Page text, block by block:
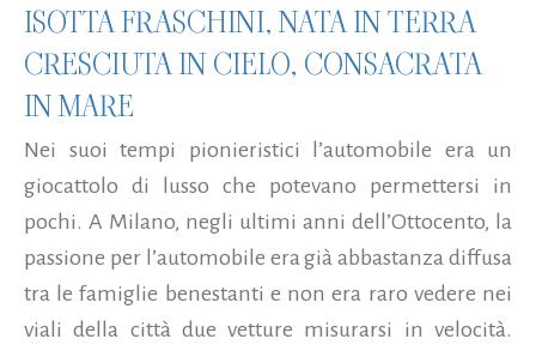
ISOTTA FRASCHINI, NATA IN TERRA
CRESCIUTA IN CIELO, CONSACRATA
IN MARE
Nei suoi tempi pionieristici l’automobile era un
giocattolo di lusso che potevano permettersi in
pochi. A Milano, negli ultimi anni dell’Ottocento, la
passione per l’automobile era già abbastanza diffusa
tra le famiglie benestanti e non era raro vedere nei
viali della città due vetture misurarsi in velocità.